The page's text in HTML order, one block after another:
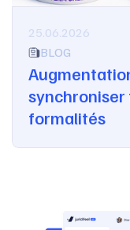
25.06.2026
BLOG
synchroniser
formalités